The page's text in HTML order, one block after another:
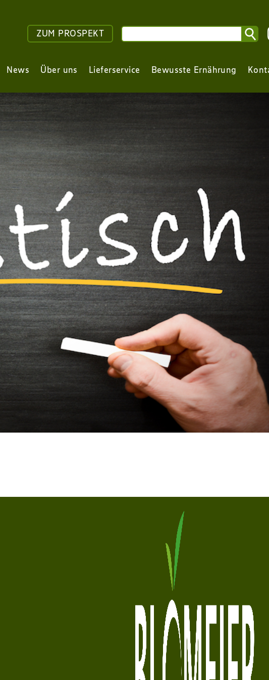
ZUM PROSPEKT
News Über uns Lieferservice Bewusste Ernährung